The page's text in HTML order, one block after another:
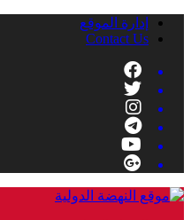
إدارة الموقع
Contact Us